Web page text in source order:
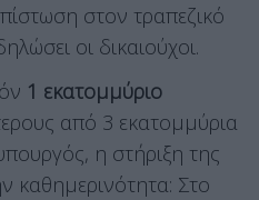
στον τραπεζικό
οι δικαιούχοι.
1 εκατομμύριο
από 3 εκατομμύρια
η στήριξη της
καθημερινότητα: Στο